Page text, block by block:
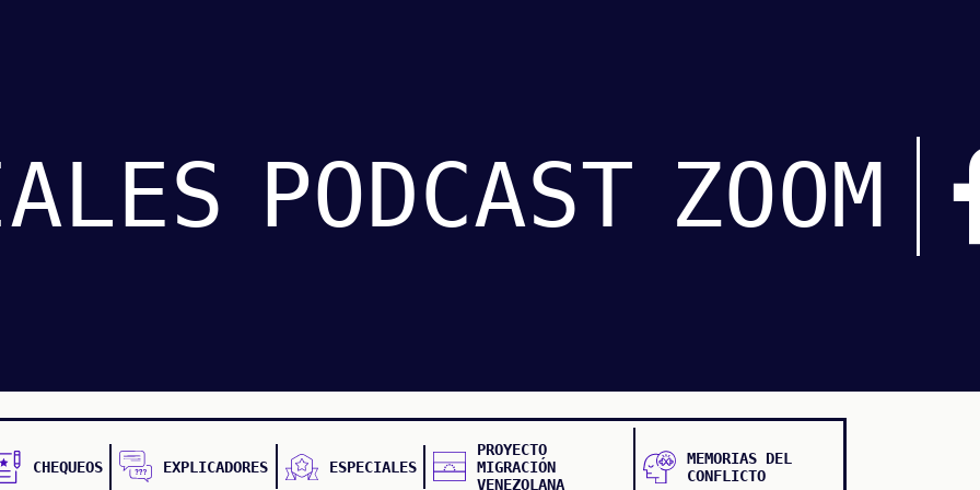
PODCAST ZOOM
CHEQUEOS EXPLICADORES ESPECIALES
PROYECTO
MIGRACIÓN
VENEZOLANA
MEMORIAS DEL
CONFLICTO